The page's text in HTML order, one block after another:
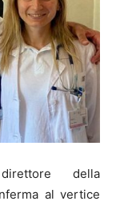
della
al vertice